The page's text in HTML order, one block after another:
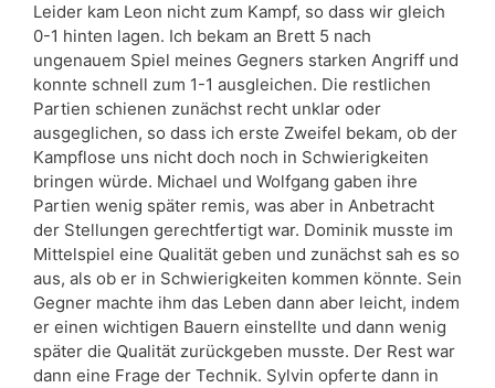
Leider kam Leon nicht zum Kampf, so dass wir gleich
0-1 hinten lagen. Ich bekam an Brett 5 nach
ungenauem Spiel meines Gegners starken Angriff und
konnte schnell zum 1-1 ausgleichen. Die restlichen
Partien schienen zunächst recht unklar oder
ausgeglichen, so dass ich erste Zweifel bekam, ob der
Kampflose uns nicht doch noch in Schwierigkeiten
bringen würde. Michael und Wolfgang gaben ihre
Partien wenig später remis, was aber in Anbetracht
der Stellungen gerechtfertigt war. Dominik musste im
Mittelspiel eine Qualität geben und zunächst sah es so
aus, als ob er in Schwierigkeiten kommen könnte. Sein
Gegner machte ihm das Leben dann aber leicht, indem
er einen wichtigen Bauern einstellte und dann wenig
später die Qualität zurückgeben musste. Der Rest war
dann eine Frage der Technik. Sylvin opferte dann in